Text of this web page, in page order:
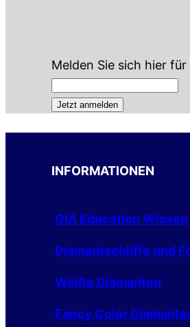
Melden Sie sich hier
INFORMATIONEN
GIA Education
Diamantschliffe und
Weiße Diamanten
Fancy Color